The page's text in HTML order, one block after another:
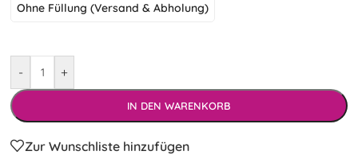
Ohne Füllung (Versand & Abholung)
- +
IN DEN WARENKORB
Zur Wunschliste hinzufügen